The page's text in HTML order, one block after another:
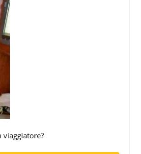
viaggiatore?